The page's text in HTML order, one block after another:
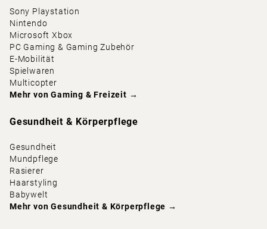
Sony Playstation
Nintendo
Microsoft Xbox
PC Gaming & Gaming Zubehör
E-Mobilität
Spielwaren
Multicopter
Mehr von Gaming & Freizeit →
Gesundheit & Körperpflege
Gesundheit
Mundpflege
Rasierer
Haarstyling
Babywelt
Mehr von Gesundheit & Körperpflege →